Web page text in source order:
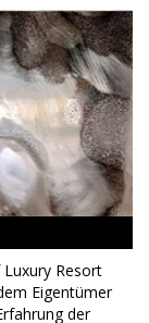
Resort
Eigentümer
der